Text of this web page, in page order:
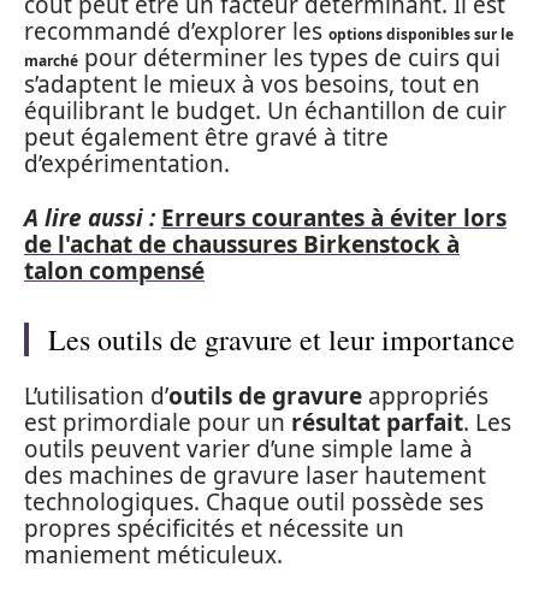
recommandé d’explorer les options disponibles sur le
marché pour déterminer les types de cuirs qui
s’adaptent le mieux à vos besoins, tout en
équilibrant le budget. Un échantillon de cuir
peut également être gravé à titre
d’expérimentation.
A lire aussi : Erreurs courantes à éviter lors
de l'achat de chaussures Birkenstock à
talon compensé
Les outils de gravure et leur importance
L’utilisation d’outils de gravure appropriés
est primordiale pour un résultat parfait. Les
outils peuvent varier d’une simple lame à
des machines de gravure laser hautement
technologiques. Chaque outil possède ses
propres spécificités et nécessite un
maniement méticuleux.